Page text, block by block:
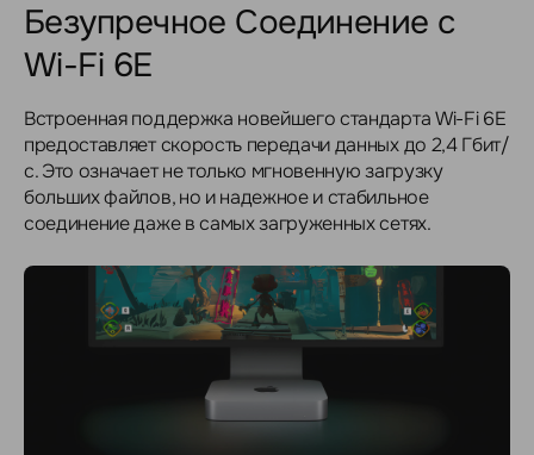
Безупречное Соединение с
Wi-Fi 6E
Встроенная поддержка новейшего стандарта Wi-Fi 6E
предоставляет скорость передачи данных до 2,4 Гбит/
с. Это означает не только мгновенную загрузку
больших файлов, но и надежное и стабильное
соединение даже в самых загруженных сетях.